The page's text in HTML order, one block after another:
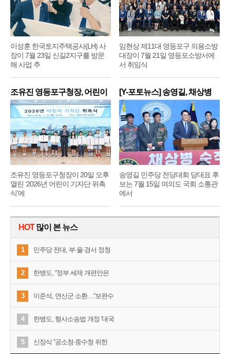
이성훈 한국토지주택공사(LH) 사
장이 7월 23일 신길2지구를 방문
해 사업 추
임현상 제11대 영등포구 의용소방
대장이 7월 21일 영등포소방서에
서 취임식
조유진 영등포구청장, 어린이
기
조유진 영등포구청장이 20일 오후
열린 ‘2026년 어린이 기자단 위촉
식’에
[Y-포토뉴스] 송영길, 채상병
순
송영길 민주당 전당대회 당대표 후
보는 7월 15일 여의도 국회 소통관
에서
HOT많이 본 뉴스
1 민주당 전대, 부·울·경서 정청
2 한병도, “정부 세제 개편안은
3 이준석, 연산군 소환…“보완수
4 한병도, 형사소송법 개정 '대국
5 신장식 “공소청·중수청 위한